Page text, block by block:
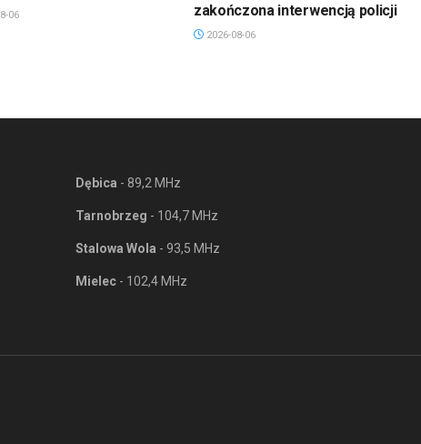
06
zakończona interwencją policji
2026-08-06
Dębica - 89,2 MHz
Tarnobrzeg - 104,7 MHz
Stalowa Wola - 93,5 MHz
Mielec - 102,4 MHz